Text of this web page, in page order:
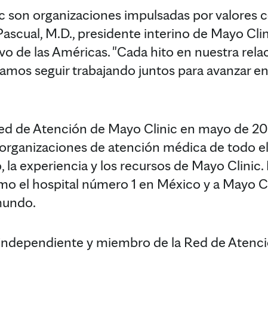
son organizaciones impulsadas por valores
M.D., presidente interino de Mayo
de las Américas. "Cada hito en nuestra
seguir trabajando juntos para avanzar
de Atención de Mayo Clinic en mayo de
de atención médica de todo
experiencia y los recursos de Mayo
el hospital número 1 en México y a Mayo
y miembro de la Red de